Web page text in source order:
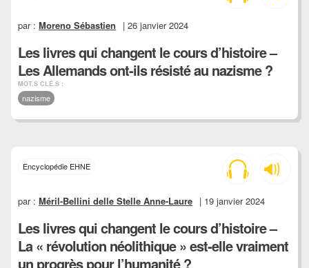
par :Moreno Sébastien | 26 janvier 2024
Les livres qui changent le cours d’histoire –
Les Allemands ont-ils résisté au nazisme ?
MOT.S CLÉ.S :
nazisme
Encyclopédie EHNE
par :Méril-Bellini delle Stelle Anne-Laure | 19 janvier 2024
Les livres qui changent le cours d’histoire –
La « révolution néolithique » est-elle vraiment
un progrès pour l’humanité ?